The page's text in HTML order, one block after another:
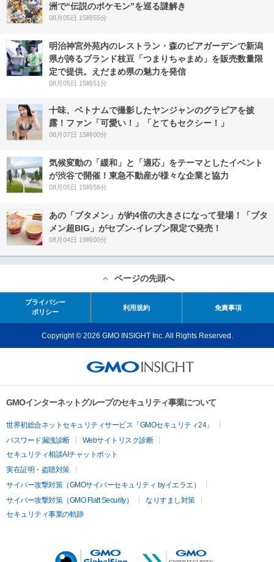
洲で“伝説のポケモン”を巡る謎解き
08月05日 15時55分
明治神宮外苑内のレストラン・森のビアガーデンで新潟
県が誇るブランド枝豆「つまりちゃまめ」を販売数量限
定で提供。えだまめ県の魅力を発信
08月05日 15時51分
十味、ベトナムで撮影したヤンジャンのグラビアを披
露！ファン「可愛い！」「とてもセクシー！」
08月07日 15時00分
気候変動の「緩和」と「適応」をテーマとしたイベント
が渋谷で開催！東急不動産が様々な企業と協力
08月05日 15時56分
あの「ブタメン」が約4倍の大きさになって登場！「ブタ
メン超BIG」がセブン‐イレブン限定で発売！
08月04日 19時00分
ページの先頭へ
プライバシー
ポリシー
利用規約 免責事項
Copyright © 2026 GMO INSIGHT Inc. All Rights Reserved.
GMOインターネットグループのセキュリティ事業について
世界初総合ネットセキュリティサービス「GMOセキュリティ24」
パスワード漏洩診断
Webサイトリスク診断
セキュリティ相談AIチャットボット
実在証明・盗聴対策
サイバー攻撃対策（GMOサイバーセキュリティ byイエラエ）
サイバー攻撃対策（GMO Flatt Security）
なりすまし対策
セキュリティ事業の軌跡